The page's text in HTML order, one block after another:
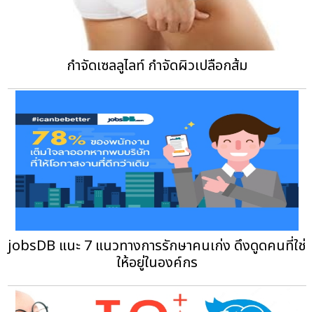
กำจัดเซลลูไลท์ กำจัดผิวเปลือกส้ม
jobsDB แนะ 7 แนวทางการรักษาคนเก่ง ดึงดูดคนที่ใช่
ให้อยู่ในองค์กร